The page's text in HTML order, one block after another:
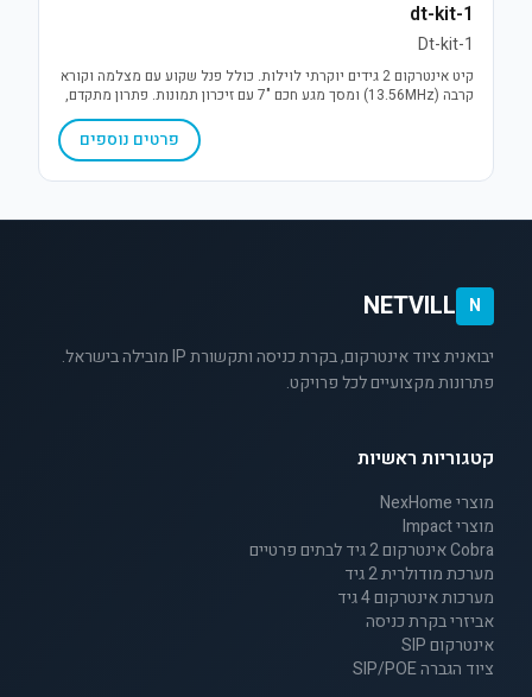
dt-kit-1
Dt-kit-1
קיט אינטרקום 2 גידים יוקרתי לוילות. כולל פנל שקוע עם מצלמה וקורא
קרבה (13.56MHz) ומסך מגע חכם "7 עם זיכרון תמונות. פתרון מתקדם,
אמין וקל להתקנה המשלב אבטחה ונוחות תפעולית.
פרטים נוספים
N
NETVILL
יבואנית ציוד אינטרקום, בקרת כניסה ותקשורת IP מובילה בישראל.
פתרונות מקצועיים לכל פרויקט.
קטגוריות ראשיות
מוצרי NexHome
מוצרי Impact
Cobra אינטרקום 2 גיד לבתים פרטיים
מערכת מודולרית 2 גיד
מערכות אינטרקום 4 גיד
אביזרי בקרת כניסה
אינטרקום SIP
ציוד הגברה SIP/POE